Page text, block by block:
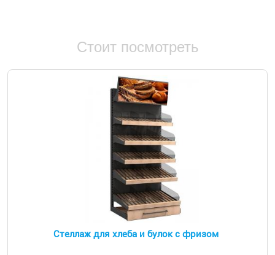
Стоит посмотреть
Стеллаж для хлеба и булок с фризом